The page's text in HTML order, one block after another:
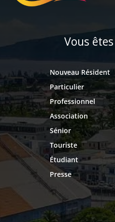
Vous êtes
Nouveau Résident
Particulier
Professionnel
Association
Sénior
Touriste
Étudiant
Presse